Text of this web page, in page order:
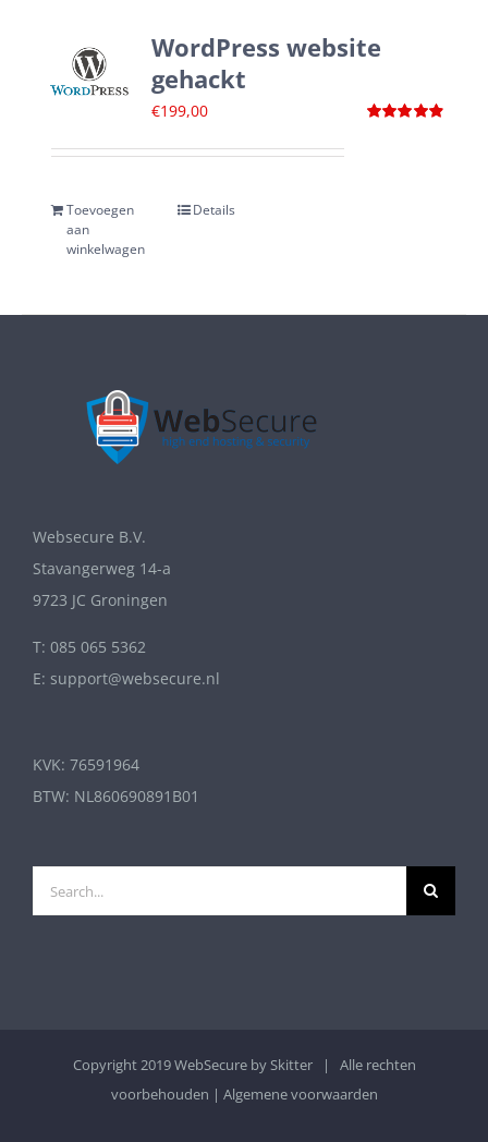
WordPress website
gehackt
€199,00
Toevoegen
aan
winkelwagen
Details
Websecure B.V.
Stavangerweg 14-a
9723 JC Groningen
T: 085 065 5362
E: support@websecure.nl
KVK: 76591964
BTW: NL860690891B01
for:
Copyright 2019 WebSecure bySkitter| Alle rechten
voorbehouden | Algemene voorwaarden